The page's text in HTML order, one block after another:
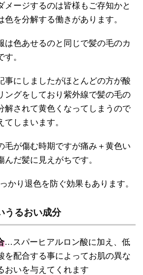
メージするのは皆様もご存知かと
を分解する働きがあります。
は色あせるのと同じで髪の毛のカ
。
事にしましたがほとんどの方が酸
ングをしており紫外線で髪の毛の
解されて黄色くなってしまうので
しまいます。
毛が傷む時期ですが痛み＋黄色い
だ髪に見えがちです。
かり退色を防ぐ効果もあります。
うるおい成分
…スパーヒアルロン酸に加え、低
を配合する事によってお肌の異な
おいを与えてくれます